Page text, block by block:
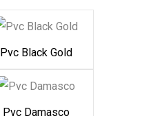
Pvc Black Gold
Pvc Damasco